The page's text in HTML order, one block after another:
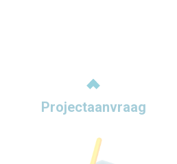
Projectaanvraag